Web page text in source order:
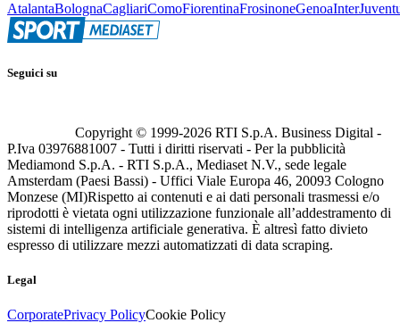
AtalantaBolognaCagliariComoFiorentinaFrosinoneGenoaInter
Seguici su
Copyright © 1999-2026 RTI S.p.A. Business Digital -
P.Iva 03976881007 - Tutti i diritti riservati - Per la pubblicità
Mediamond S.p.A. - RTI S.p.A., Mediaset N.V., sede legale
Amsterdam (Paesi Bassi) - Uffici Viale Europa 46, 20093 Cologno
Monzese (MI)Rispetto ai contenuti e ai dati personali trasmessi e/o
riprodotti è vietata ogni utilizzazione funzionale all’addestramento di
sistemi di intelligenza artificiale generativa. È altresì fatto divieto
espresso di utilizzare mezzi automatizzati di data scraping.
Legal
CorporatePrivacy PolicyCookie Policy